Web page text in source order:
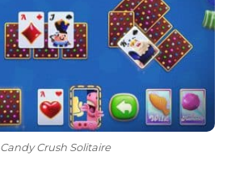
Candy Crush Solitaire